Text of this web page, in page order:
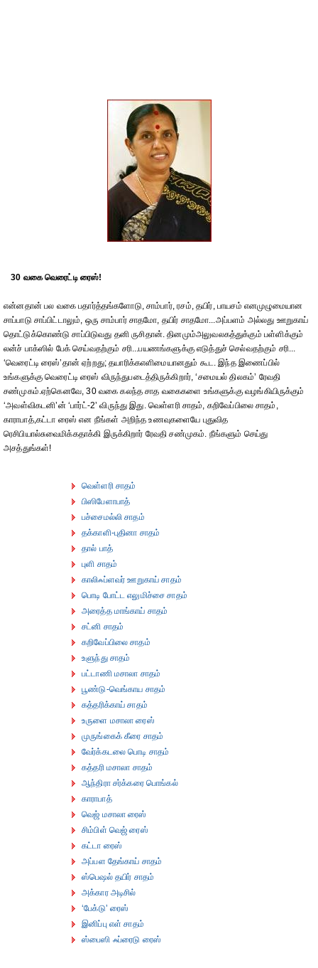
30 வகை வெரைட்டி ரைஸ்!
என்னதான் பல வகை பதார்த்தங்களோடு, சாம்பார், ரசம், தயிர், பாயசம் எனமுழுமையான
சாப்பாடு சாப்பிட்டாலும், ஒரு சாம்பார் சாதமோ, தயிர் சாதமோ...அப்பளம் அல்லது ஊறுகாய்
தொட்டுக்கொண்டு சாப்பிடுவது தனி ருசிதான். தினமும்அலுவலகத்துக்கும் பள்ளிக்கும்
லன்ச் பாக்ஸில் பேக் செய்வதற்கும் சரி...பயணங்களுக்கு எடுத்துச் செல்வதற்கும் சரி...
‘வெரைட்டி ரைஸ்’தான் ஏற்றது; தயாரிக்கஎளிமையானதும் கூட. இந்த இணைப்பில்
உங்களுக்கு வெரைட்டி ரைஸ் விருந்துபடைத்திருக்கிறார், ‘சமையல் திலகம்’ ரேவதி
சண்முகம்.ஏற்கெனவே, 30 வகை கலந்த சாத வகைகளை உங்களுக்கு வழங்கியிருக்கும்
‘அவள்விகடனி’ன் ‘பார்ட்-2’ விருந்து இது. வெள்ளரி சாதம், கறிவேப்பிலை சாதம்,
காராபாத்,கட்டா ரைஸ் என நீங்கள் அறிந்த உணவுகளையே புதுவித
ரெசிபியால்சுவைமிக்கதாக்கி இருக்கிறார் ரேவதி சண்முகம். நீங்களும் செய்து
அசத்துங்கள்!
வெள்ளரி சாதம்
பிஸிபேளாபாத்
பச்சைமல்லி சாதம்
தக்காளி-புதினா சாதம்
தால் பாத்
புளி சாதம்
காலிஃப்ளவர் ஊறுகாய் சாதம்
பொடி போட்ட எலுமிச்சை சாதம்
அரைத்த மாங்காய் சாதம்
சட்னி சாதம்
கறிவேப்பிலை சாதம்
உளுந்து சாதம்
பட்டாணி மசாலா சாதம்
பூண்டு-வெங்காய சாதம்
கத்தரிக்காய் சாதம்
உருளை மசாலா ரைஸ்
முருங்கைக் கீரை சாதம்
வேர்க்கடலை பொடி சாதம்
கத்தரி மசாலா சாதம்
ஆந்திரா சர்க்கரை பொங்கல்
காராபாத்
வெஜ் மசாலா ரைஸ்
சிம்பிள் வெஜ் ரைஸ்
கட்டா ரைஸ்
அப்பள தேங்காய் சாதம்
ஸ்பெஷல் தயிர் சாதம்
அக்கார அடிசில்
‘பேக்டு’ ரைஸ்
இனிப்பு எள் சாதம்
ஸ்பைஸி ஃப்ரைடு ரைஸ்